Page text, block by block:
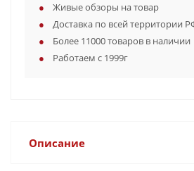
Живые обзоры на товар
Доставка по всей территории
Более 11000 товаров в наличии
Работаем с 1999г
Описание